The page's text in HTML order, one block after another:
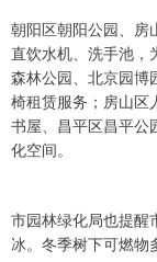
朝阳区朝阳公园、房
直饮水机、洗手池，
森林公园、北京园博
椅租赁服务；房山区
书屋、昌平区昌平公
化空间。
市园林绿化局也提醒
冰。冬季树下可燃物